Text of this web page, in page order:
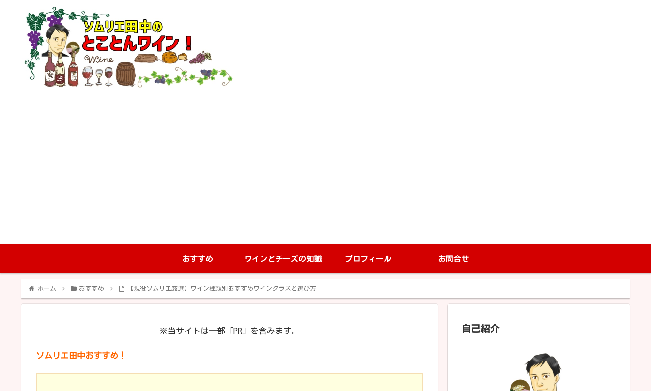
おすすめ ワインとチーズの知識 プロフィール お問合せ
ホーム おすすめ 【現役ソムリエ厳選】ワイン種類別おすすめワイングラスと選び方
※当サイトは一部「PR」を含みます。
ソムリエ田中おすすめ！
自己紹介